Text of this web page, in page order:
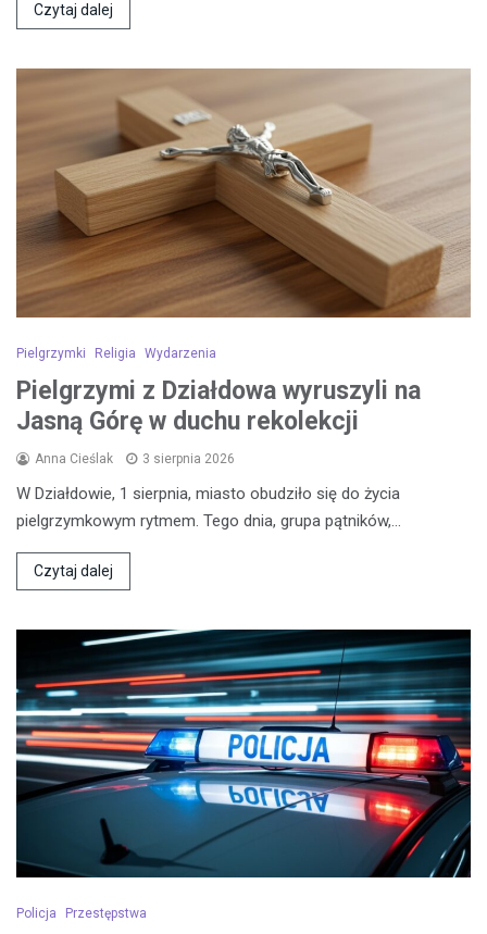
Czytaj dalej
Pielgrzymki Religia Wydarzenia
Pielgrzymi z Działdowa wyruszyli na
Jasną Górę w duchu rekolekcji
Anna Cieślak 3 sierpnia 2026
W Działdowie, 1 sierpnia, miasto obudziło się do życia
pielgrzymkowym rytmem. Tego dnia, grupa pątników,…
Czytaj dalej
Policja Przestępstwa